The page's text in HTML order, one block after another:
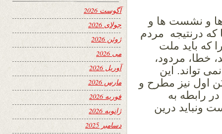
و نشست ها و
درنتیجه مردم
که باید ملت
خطا، مردود،
تواند. این
اول نیز مطرح و
رابطه به
ونباید درین
آگوست 2026
جولای 2026
ژوئن 2026
می 2026
آوریل 2026
مارس 2026
فوریه 2026
ژانویه 2026
دسامبر 2025